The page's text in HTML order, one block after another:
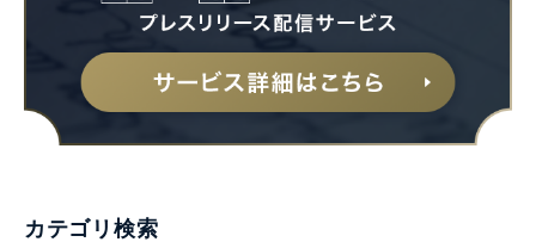
カテゴリ検索